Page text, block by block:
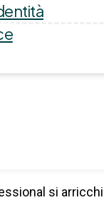
amplia la
si